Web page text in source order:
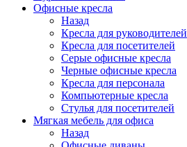
Офисные кресла
Назад
Кресла для руководителей
Кресла для посетителей
Серые офисные кресла
Черные офисные кресла
Кресла для персонала
Компьютерные кресла
Стулья для посетителей
Мягкая мебель для офиса
Назад